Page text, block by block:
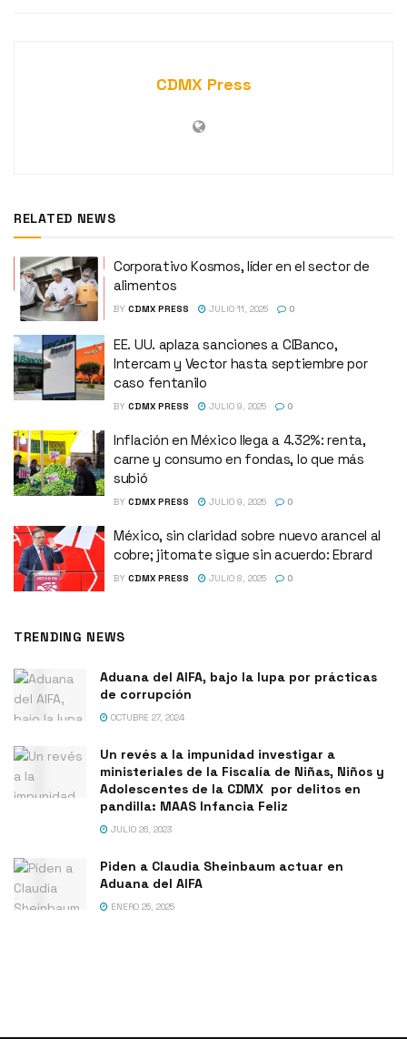
CDMX Press
RELATED NEWS
Corporativo Kosmos, líder en el sector de
alimentos
BY CDMX PRESS JULIO 11, 2025 0
EE. UU. aplaza sanciones a CIBanco,
Intercam y Vector hasta septiembre por
caso fentanilo
BY CDMX PRESS JULIO 9, 2025 0
Inflación en México llega a 4.32%: renta,
carne y consumo en fondas, lo que más
subió
BY CDMX PRESS JULIO 9, 2025 0
México, sin claridad sobre nuevo arancel al
cobre; jitomate sigue sin acuerdo: Ebrard
BY CDMX PRESS JULIO 8, 2025 0
TRENDING NEWS
Aduana del AIFA, bajo la lupa por prácticas
de corrupción
OCTUBRE 27, 2024
Un revés a la impunidad investigar a
ministeriales de la Fiscalía de Niñas, Niños y
Adolescentes de la CDMX por delitos en
pandilla: MAAS Infancia Feliz
JULIO 26, 2023
Piden a Claudia Sheinbaum actuar en
Aduana del AIFA
ENERO 25, 2025